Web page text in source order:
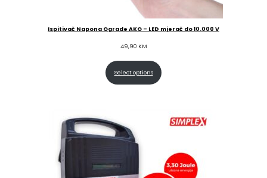
Ispitivač Napona Ograde AKO – LED mjerač do 10.000 V
49,90 KM
Select options